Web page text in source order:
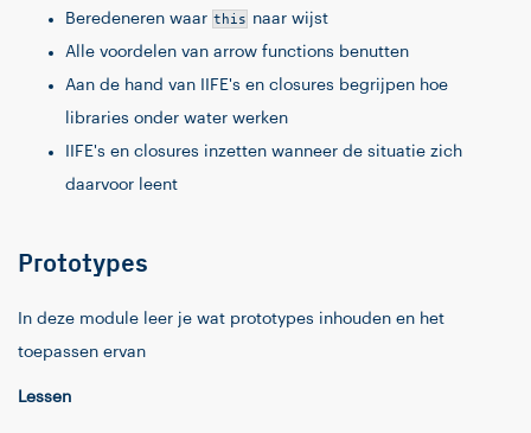
Beredeneren waar this naar wijst
Alle voordelen van arrow functions benutten
Aan de hand van IIFE's en closures begrijpen hoe
libraries onder water werken
IIFE's en closures inzetten wanneer de situatie zich
daarvoor leent
Prototypes
In deze module leer je wat prototypes inhouden en het
toepassen ervan
Lessen